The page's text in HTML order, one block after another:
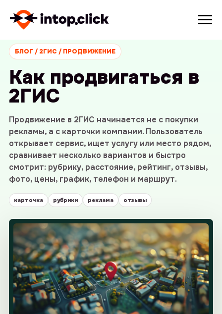
БЛОГ / 2ГИС / ПРОДВИЖЕНИЕ
Как продвигаться в
2ГИС
Продвижение в 2ГИС начинается не с покупки
рекламы, а с карточки компании. Пользователь
открывает сервис, ищет услугу или место рядом,
сравнивает несколько вариантов и быстро
смотрит: рубрику, расстояние, рейтинг, отзывы,
фото, цены, график, телефон и маршрут.
карточка рубрики реклама отзывы